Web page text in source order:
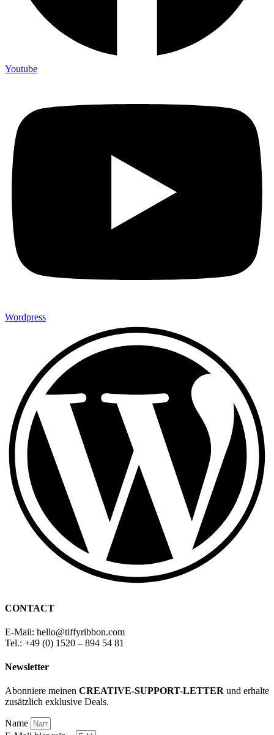
Youtube
Wordpress
CONTACT
E-Mail: hello@tiffyribbon.com
Tel.: +49 (0) 1520 – 894 54 81
Newsletter
Abonniere meinen CREATIVE-SUPPORT-LETTER und erhalte
zusätzlich exklusive Deals.
Name